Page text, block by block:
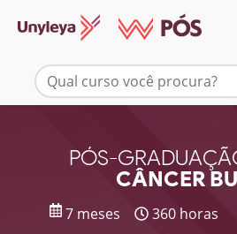
PÓS-
CÂNCER
7 meses 360 horas
Mais